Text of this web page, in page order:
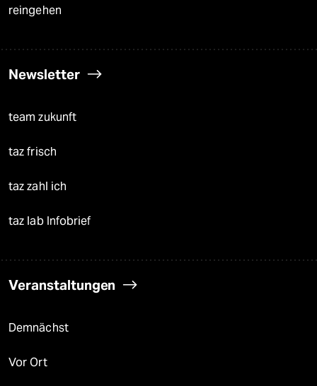
reingehen
Newsletter
team zukunft
taz frisch
taz zahl ich
taz lab Infobrief
Veranstaltungen
Demnächst
Vor Ort